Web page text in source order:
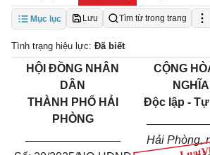
Mục lục Lưu Tìm từ trong trang
Tình trạng hiệu lực: Đã biết
HỘI ĐỒNG NHÂN
DÂN
THÀNH PHỐ HẢI
PHÒNG
CỘNG
Độc lập -
Hải Phòng,